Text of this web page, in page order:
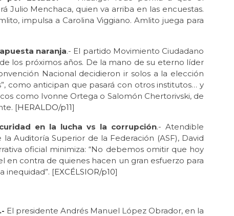
Julio Menchaca, quien va arriba en las encuestas.
impulsa a Carolina Viggiano. Amlito juega para
naranja.- El partido Movimiento Ciudadano
los próximos años. De la mano de su eterno líder
Nacional decidieron ir solos a la elección
como anticipan que pasará con otros institutos… y
como Ivonne Ortega o Salomón Chertorivski, de
[HERALDO/p11]
en la lucha vs la corrupción.- Atendible
Auditoría Superior de la Federación (ASF), David
oficial minimiza: “No debemos omitir que hoy
contra de quienes hacen un gran esfuerzo para
inequidad”. [EXCÉLSIOR/p10]
El presidente Andrés Manuel López Obrador, en la